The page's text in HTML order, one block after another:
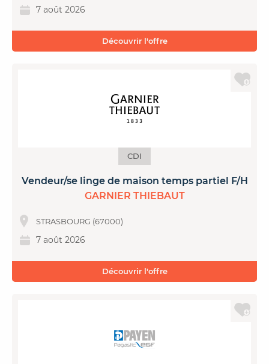
7 août 2026
Découvrir l'offre
CDI
Vendeur/se linge de maison temps partiel F/H
GARNIER THIEBAUT
STRASBOURG (67000)
7 août 2026
Découvrir l'offre